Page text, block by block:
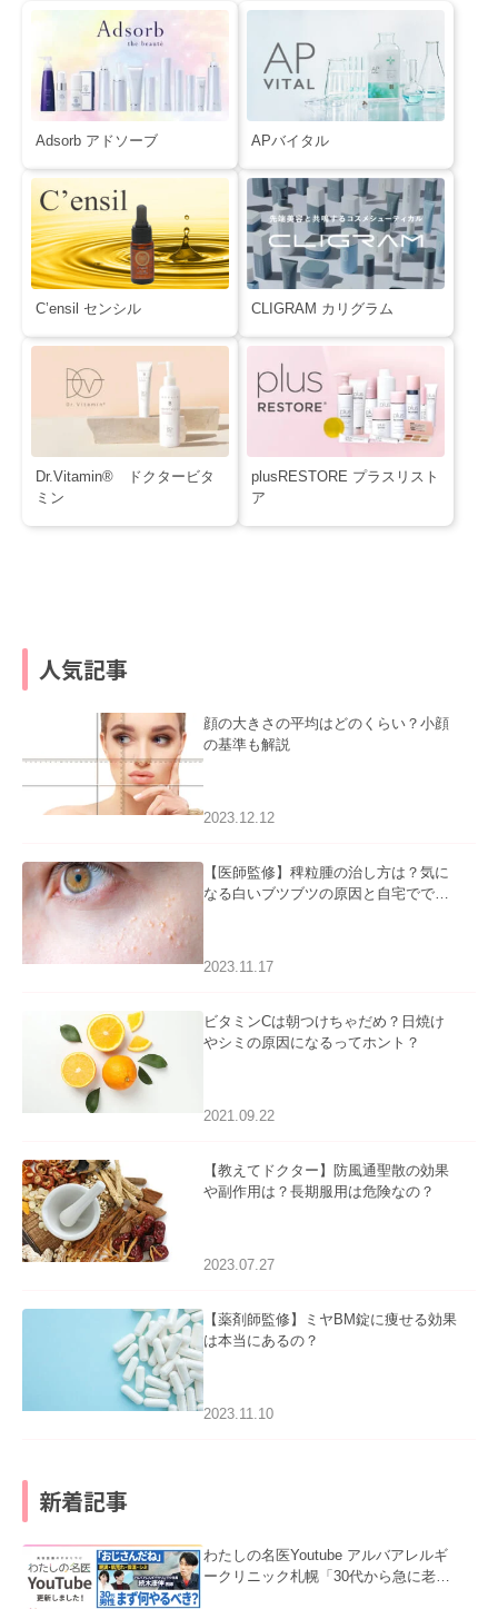
Adsorb アドソーブ APバイタル
C’ensil センシル CLIGRAM カリグラム
Dr.Vitamin® ドクタービタ
ミン
plusRESTORE プラスリスト
ア
人気記事
顔の大きさの平均はどのくらい？小顔
の基準も解説
2023.12.12
【医師監修】稗粒腫の治し方は？気に
なる白いブツブツの原因と自宅ででき
2023.11.17
ビタミンCは朝つけちゃだめ？日焼け
やシミの原因になるってホント？
2021.09.22
【教えてドクター】防風通聖散の効果
や副作用は？長期服用は危険なの？
2023.07.27
【薬剤師監修】ミヤBM錠に痩せる効果
は本当にあるの？
2023.11.10
新着記事
わたしの名医Youtube アルバアレルギ
ークリニック札幌「30代から急に老け